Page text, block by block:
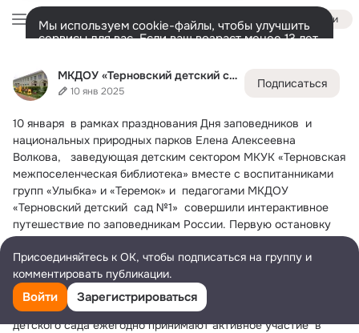
МКДОУ «Терновский детский сад №1»
10 янв 2025
Подписаться
10 января  в рамках празднования Дня заповедников  и
национальных природных парков Елена Алексеевна
Волкова,   заведующая детским сектором МКУК «Терновская
межпоселенческая библиотека» вместе с воспитанниками
групп «Улыбка» и «Теремок» и  педагогами МКДОУ
«Терновский детский  сад №1»  совершили интерактивное
путешествие по заповедникам России. Первую остановку
дошкольники совершили   в  Хоперском государственном
заповеднике. В  этом году заповедник отмечает 90 лет со
дня основания . Елена  Алексеевна  рассказала о
достопримечательностях заповедника, его истории
возникновения, флоре и фауне. Воспитанники и педагоги
детского сада ежегодно принимают активное участие  в
Войти
Мы используем cookie-файлы, чтобы улучшить
сервисы для вас. Если ваш возраст менее 13 лет,
Разрешить все Настроить
Лента Участники 163 Ещё
Дополнительная
колонка
Всё899 Обсуждаемые
Присоединяйтесь к ОК, чтобы подписаться на группу и
комментировать публикации.
Войти Зарегистрироваться